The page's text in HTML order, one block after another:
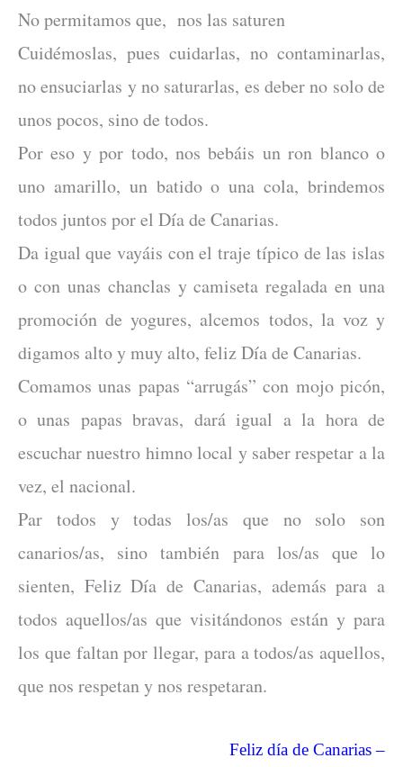
No permitamos que, nos las saturen
Cuidémoslas, pues cuidarlas, no contaminarlas,
no ensuciarlas y no saturarlas, es deber no solo de
unos pocos, sino de todos.
Por eso y por todo, nos bebáis un ron blanco o
uno amarillo, un batido o una cola, brindemos
todos juntos por el Día de Canarias.
Da igual que vayáis con el traje típico de las islas
o con unas chanclas y camiseta regalada en una
promoción de yogures, alcemos todos, la voz y
digamos alto y muy alto, feliz Día de Canarias.
Comamos unas papas “arrugás” con mojo picón,
o unas papas bravas, dará igual a la hora de
escuchar nuestro himno local y saber respetar a la
vez, el nacional.
Par todos y todas los/as que no solo son
canarios/as, sino también para los/as que lo
sienten, Feliz Día de Canarias, además para a
todos aquellos/as que visitándonos están y para
los que faltan por llegar, para a todos/as aquellos,
que nos respetan y nos respetaran.
Feliz día de Canarias –